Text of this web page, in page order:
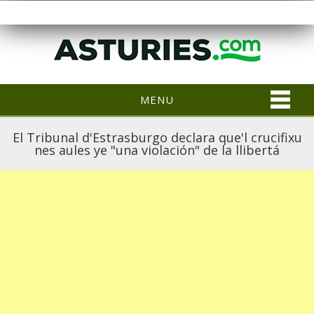
MENU
El Tribunal d'Estrasburgo declara que'l crucifixu
nes aules ye "una violación" de la llibertá